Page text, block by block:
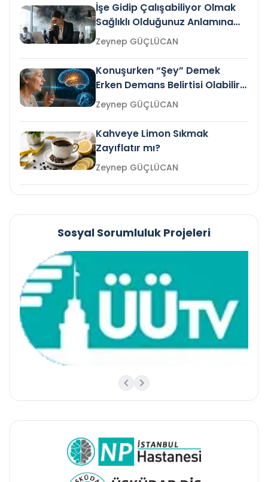
İşe Gidip Çalışabiliyor Olmak
Sağlıklı Olduğunuz Anlamına
Gelir mi?Zeynep GÜÇLÜCAN
Konuşurken “Şey” Demek
Erken Demans Belirtisi Olabilir
mi?
Zeynep GÜÇLÜCAN
Kahveye Limon Sıkmak
Zayıflatır mı?
Zeynep GÜÇLÜCAN
Sosyal Sorumluluk Projeleri